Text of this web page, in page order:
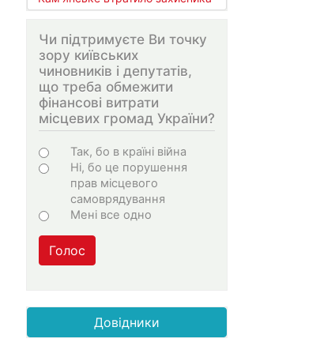
Чи підтримуєте Ви точку
зору київських
чиновників і депутатів,
що треба обмежити
фінансові витрати
місцевих громад України?
Варіанти
Так, бо в країні війна
Ні, бо це порушення
прав місцевого
самоврядування
Мені все одно
Голос
Довідники